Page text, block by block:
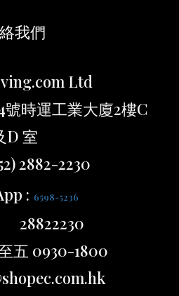
我們
Ltd
時運工業大廈2樓C
D 室
2882-2230
: 6598-5236
五 0930-1800